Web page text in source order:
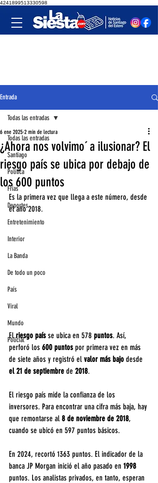
4241899513330598
Entrada
Todas las entradas
Santiago
Política
Frías
Deportes
Entretenimiento
Interior
La Banda
De todo un poco
País
Viral
Mundo
Policial
Todas las entradas
¿Ahora nos volvimo´ a ilusionar? El
riesgo país se ubica por debajo de
los 600 puntos
6 ene 2025 2 min de lectura
Es la primera vez que llega a este número, desde
el año 2018.
El riesgo país se ubica en 578 puntos. Así,
perforó los 600 puntos por primera vez en más
de siete años y registró el valor más bajo desde
el 21 de septiembre de 2018.
El riesgo país mide la confianza de los
inversores. Para encontrar una cifra más baja, hay
que remontarse al 8 de noviembre de 2018,
cuando se ubicó en 597 puntos básicos.
En 2024, recortó 1363 puntos. El indicador de la
banca JP Morgan inició el año pasado en 1998
puntos. Los analistas privados, en tanto, esperan